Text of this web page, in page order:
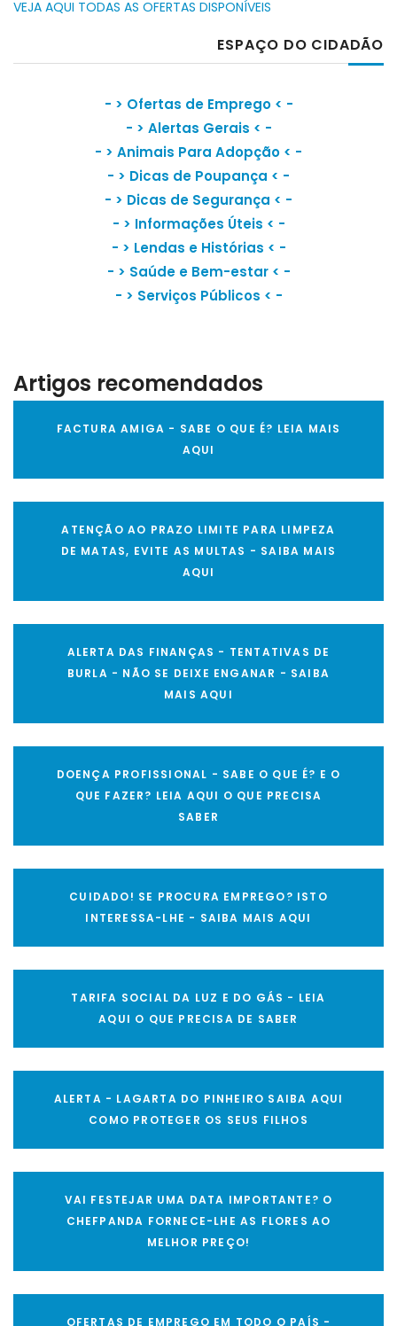
VEJA AQUI TODAS AS OFERTAS DISPONÍVEIS
ESPAÇO DO CIDADÃO
- > Ofertas de Emprego< -
- > Alertas Gerais < -
- > Animais Para Adopção < -
- > Dicas de Poupança < -
- > Dicas de Segurança < -
- > Informações Úteis < -
- > Lendas e Histórias < -
- > Saúde e Bem-estar< -
- > Serviços Públicos < -
Artigos recomendados
FACTURA AMIGA - SABE O QUE É? LEIA MAIS
AQUI
ATENÇÃO AO PRAZO LIMITE PARA LIMPEZA
DE MATAS, EVITE AS MULTAS - SAIBA MAIS
AQUI
ALERTA DAS FINANÇAS - TENTATIVAS DE
BURLA - NÃO SE DEIXE ENGANAR - SAIBA
MAIS AQUI
DOENÇA PROFISSIONAL - SABE O QUE É? E O
QUE FAZER? LEIA AQUI O QUE PRECISA
SABER
CUIDADO! SE PROCURA EMPREGO? ISTO
INTERESSA-LHE - SAIBA MAIS AQUI
TARIFA SOCIAL DA LUZ E DO GÁS - LEIA
AQUI O QUE PRECISA DE SABER
ALERTA - LAGARTA DO PINHEIRO SAIBA AQUI
COMO PROTEGER OS SEUS FILHOS
VAI FESTEJAR UMA DATA IMPORTANTE? O
CHEFPANDA FORNECE-LHE AS FLORES AO
MELHOR PREÇO!
OFERTAS DE EMPREGO EM TODO O PAÍS -